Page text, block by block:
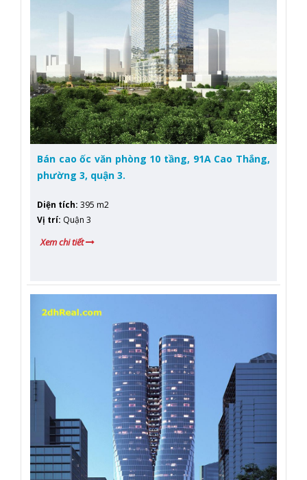
Bán cao ốc văn phòng 10 tầng, 91A Cao Thắng,
phường 3, quận 3.
Diện tích: 395 m2
Vị trí: Quận 3
Xem chi tiết